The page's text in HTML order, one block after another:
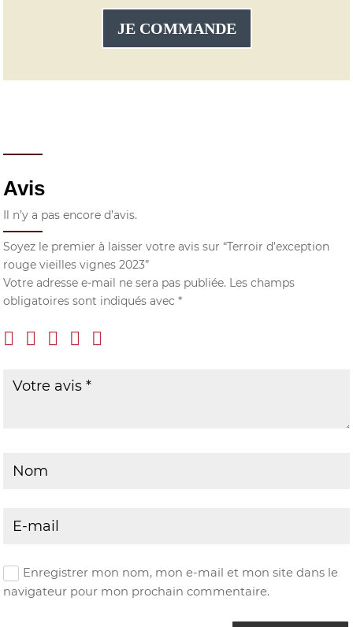
JE COMMANDE
Avis
Il n’y a pas encore d’avis.
Soyez le premier à laisser votre avis sur “Terroir d’exception
rouge vieilles vignes 2023”
Votre adresse e-mail ne sera pas publiée. Les champs
obligatoires sont indiqués avec*
Enregistrer mon nom, mon e-mail et mon site dans le
navigateur pour mon prochain commentaire.